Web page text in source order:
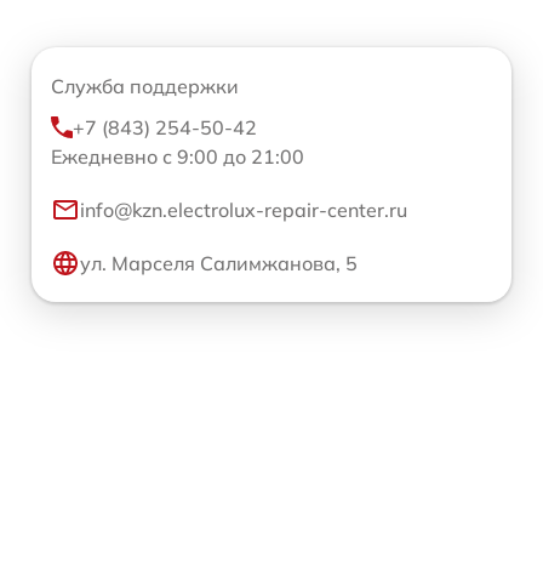
Служба поддержки
+7 (843) 254-50-42
Ежедневно с 9:00 до 21:00
info@kzn.electrolux-repair-center.ru
ул. Марселя Салимжанова, 5